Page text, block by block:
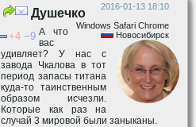
2016-01-13 18:10
Windows Safari Chrome
Новосибирск
4 9
Душечко
А что
вас
удивляет? У нас с
завода Чкалова в тот
период запасы титана
куда-то таинственным
образом исчезли.
Которые как раз на
случай 3 мировой были заныканы.